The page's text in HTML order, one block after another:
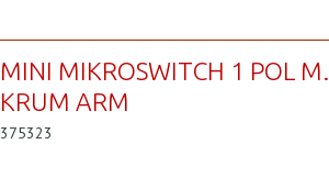
MINI MIKROSWITCH 1 POL M.
KRUM ARM
375323